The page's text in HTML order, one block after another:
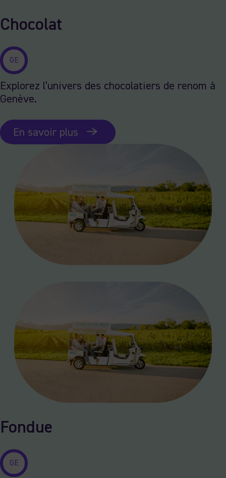
Chocolat
GE
Explorez l’univers des chocolatiers de renom à
Genève.
En savoir plus
Fondue
GE